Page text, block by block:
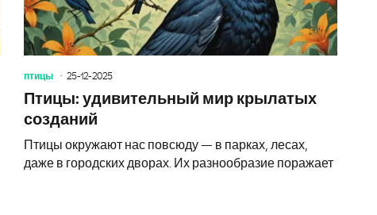
птицы 25-12-2025
Птицы: удивительный мир крылатых
созданий
Птицы окружают нас повсюду — в парках, лесах,
даже в городских дворах. Их разнообразие поражает